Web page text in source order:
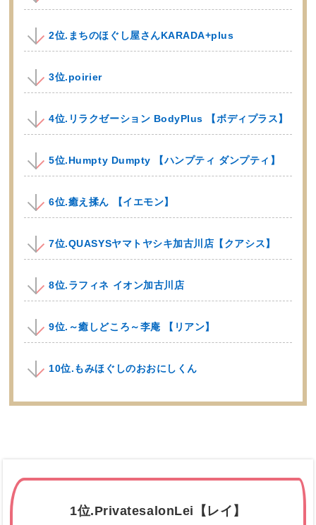
2位.まちのほぐし屋さんKARADA+plus
3位.poirier
4位.リラクゼーション BodyPlus 【ボディプラス】
5位.Humpty Dumpty 【ハンプティ ダンプティ】
6位.癒え揉ん 【イエモン】
7位.QUASYSヤマトヤシキ加古川店【クアシス】
8位.ラフィネ イオン加古川店
9位.～癒しどころ～李庵 【リアン】
10位.もみほぐしのおおにしくん
1位.PrivatesalonLei【レイ】